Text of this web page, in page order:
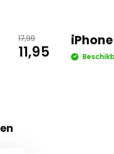
17,99
11,95